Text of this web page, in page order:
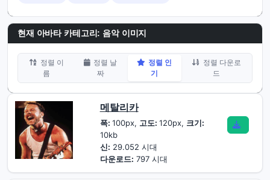
현재 아바타 카테고리: 음악 이미지
정렬 이
름
정렬 날
짜
정렬 인
기
정렬 다운로
드
메탈리카
폭: 100px, 고도: 120px, 크기:
10kb
신: 29.052 시대
다운로드: 797 시대